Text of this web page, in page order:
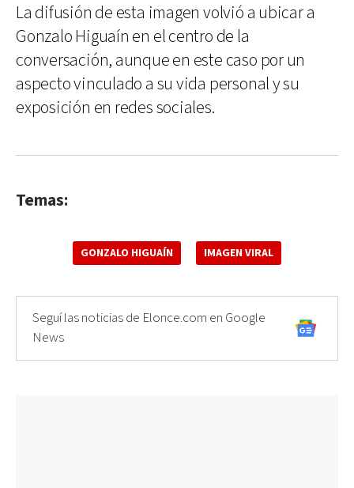
La difusión de esta imagen volvió a ubicar a
Gonzalo Higuaín en el centro de la
conversación, aunque en este caso por un
aspecto vinculado a su vida personal y su
exposición en redes sociales.
Temas:
GONZALO HIGUAÍN IMAGEN VIRAL
Seguí las noticias de Elonce.com en Google
News